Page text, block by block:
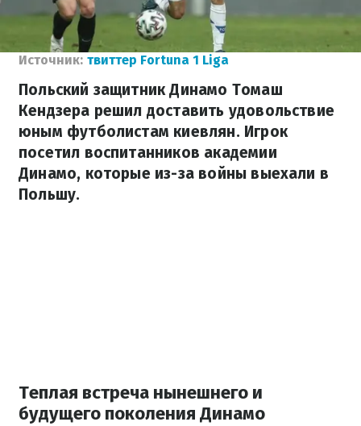
Источник: твиттер Fortuna 1 Liga
Польский защитник Динамо Томаш
Кендзера решил доставить удовольствие
юным футболистам киевлян. Игрок
посетил воспитанников академии
Динамо, которые из-за войны выехали в
Польшу.
Теплая встреча нынешнего и
будущего поколения Динамо